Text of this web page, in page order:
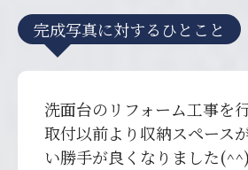
完成写真に対するひとこと
洗面台のリフォーム工事を
取付以前より収納スペース
い勝手が良くなりました